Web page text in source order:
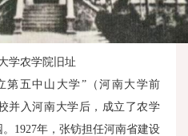
学农学院旧址
第五中山大学”（河南大学前
并入河南大学后，成立了农学
1927年，张钫担任河南省建设